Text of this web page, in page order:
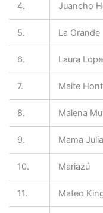
4. Juancho
5. La Grande
6. Laura
7. Maite
8. Malena
9. Mama
10. Mariazú
11. Mateo